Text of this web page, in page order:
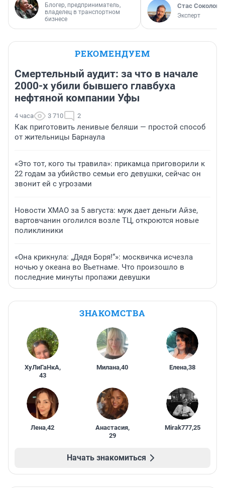
Блогер, предприниматель,
владелец в транспортном
бизнесе
Стас Соколов
Эксперт
РЕКОМЕНДУЕМ
Смертельный аудит: за что в начале
2000-х убили бывшего главбуха
нефтяной компании Уфы
4 часа 3 710 2
Как приготовить ленивые беляши — простой способ
от жительницы Барнаула
«Это тот, кого ты травила»: прикамца приговорили к
22 годам за убийство семьи его девушки, сейчас он
звонит ей с угрозами
Новости ХМАО за 5 августа: муж дает деньги Айзе,
вартовчанин оголился возле ТЦ, откроются новые
поликлиники
«Она крикнула: „Дядя Боря!“»: москвичка исчезла
ночью у океана во Вьетнаме. Что произошло в
последние минуты пропажи девушки
ЗНАКОМСТВА
ХуЛиГаНкА,
43
Милана,40 Елена,38
Лена,42 Анастасия,
29
Mirak777,25
Начать знакомиться